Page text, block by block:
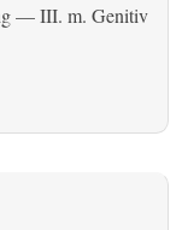
— III. m. Genitiv